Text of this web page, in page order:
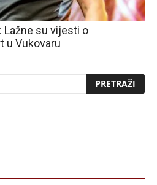
Lažne su vijesti o
u Vukovaru